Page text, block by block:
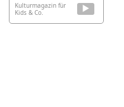
Kulturmagazin für
Kids & Co.